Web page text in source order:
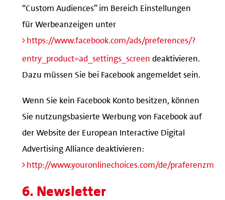
“Custom Audiences” im Bereich Einstellungen
für Werbeanzeigen unter
https://www.facebook.com/ads/preferences/?
entry_product=ad_settings_screen deaktivieren.
Dazu müssen Sie bei Facebook angemeldet sein.
Wenn Sie kein Facebook Konto besitzen, können
Sie nutzungsbasierte Werbung von Facebook auf
der Website der European Interactive Digital
Advertising Alliance deaktivieren:
http://www.youronlinechoices.com/de/
6. Newsletter